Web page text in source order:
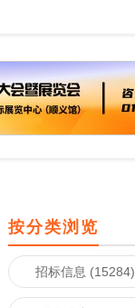
按分类浏览
招标信息 (15284)